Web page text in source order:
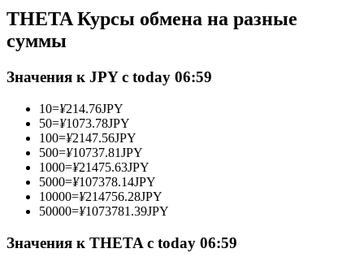
Присоединяйтесь к лучшим трейдерам
Станьте копи-трейдером
Наслаждайтесь распределением прибыли и комиссиями
THETA Курсы обмена на разные
суммы
Значения к JPY с today 06:59
10=¥214.76JPY
50=¥1073.78JPY
100=¥2147.56JPY
500=¥10737.81JPY
1000=¥21475.63JPY
5000=¥107378.14JPY
10000=¥214756.28JPY
50000=¥1073781.39JPY
Значения к THETA с today 06:59